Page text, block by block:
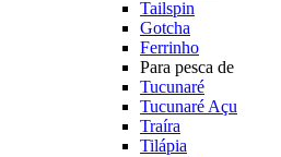
Tailspin
Gotcha
Ferrinho
Para pesca de
Tucunaré
Tucunaré Açu
Traíra
Tilápia